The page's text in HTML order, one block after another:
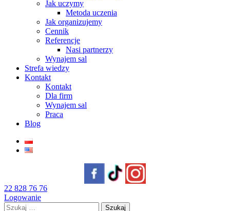
Jak uczymy
Metoda uczenia
Jak organizujemy
Cennik
Referencje
Nasi partnerzy
Wynajem sal
Strefa wiedzy
Kontakt
Kontakt
Dla firm
Wynajem sal
Praca
Blog
22 828 76 76
Logowanie
Szukaj: